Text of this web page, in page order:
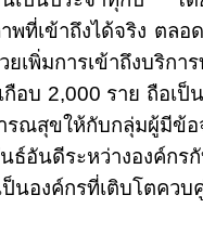
พที่เข้าถึงได้จริง ตลอ
ยเพิ่มการเข้าถึงบริก
กือบ 2,000 ราย ถือเป็
รณสุขให้กับกลุ่มผู้มี
ธ์อันดีระหว่างองค์ก
ป็นองค์กรที่เติบโตคว